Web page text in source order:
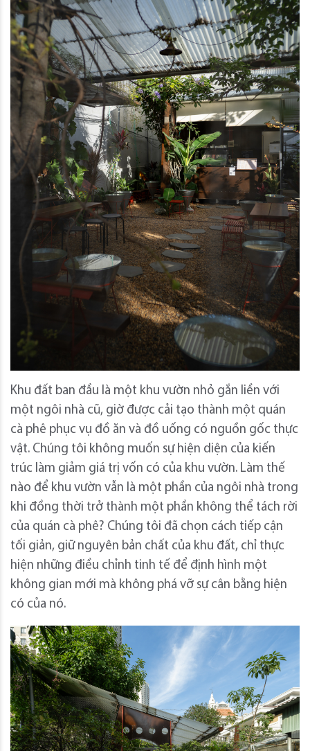
Khu đất ban đầu là một khu vườn nhỏ gắn liền với
một ngôi nhà cũ, giờ được cải tạo thành một quán
cà phê phục vụ đồ ăn và đồ uống có nguồn gốc thực
vật. Chúng tôi không muốn sự hiện diện của kiến ​​
trúc làm giảm giá trị vốn có của khu vườn. Làm thế
nào để khu vườn vẫn là một phần của ngôi nhà trong
khi đồng thời trở thành một phần không thể tách rời
của quán cà phê? Chúng tôi đã chọn cách tiếp cận
tối giản, giữ nguyên bản chất của khu đất, chỉ thực
hiện những điều chỉnh tinh tế để định hình một
không gian mới mà không phá vỡ sự cân bằng hiện
có của nó.